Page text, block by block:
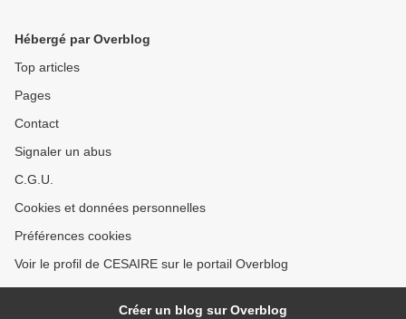
Hébergé par Overblog
Top articles
Pages
Contact
Signaler un abus
C.G.U.
Cookies et données personnelles
Préférences cookies
Voir le profil de CESAIRE sur le portail Overblog
Créer un blog sur Overblog